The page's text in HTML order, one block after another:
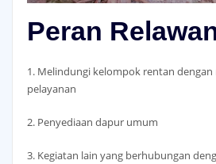
Peran
1. Melindungi kelompok rentan
pelayanan
2. Penyediaan dapur umum
3. Kegiatan lain yang berhubungan